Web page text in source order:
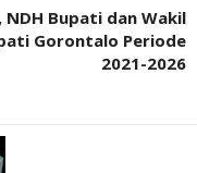
NDH Bupati dan Wakil
Gorontalo Periode
2021-2026